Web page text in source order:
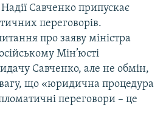
Савченко припускає
переговорів.
про заяву міністра
Мін’юсті
Савченко, але не обмін,
що «юридична процедура
переговори – це